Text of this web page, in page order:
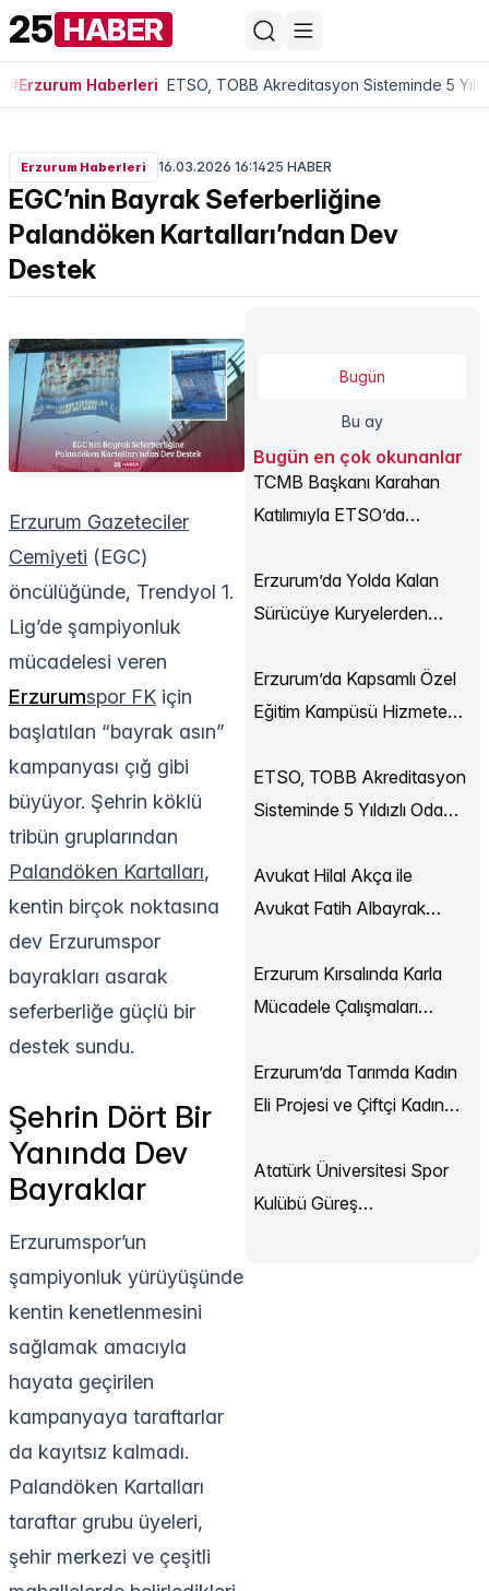
25 HABER
#Erzurum Haberleri ETSO, TOBB Akreditasyon Sisteminde 5
Erzurum Haberleri 16.03.2026 16:1425 HABER
EGC’nin Bayrak Seferberliğine
Palandöken Kartalları’ndan Dev
Destek
Erzurum Gazeteciler
Cemiyeti (EGC)
öncülüğünde, Trendyol 1.
Lig’de şampiyonluk
mücadelesi veren
Erzurumspor FK için
başlatılan “bayrak asın”
kampanyası çığ gibi
büyüyor. Şehrin köklü
tribün gruplarından
Palandöken Kartalları,
kentin birçok noktasına
dev Erzurumspor
bayrakları asarak
seferberliğe güçlü bir
destek sundu.
Şehrin Dört Bir
Yanında Dev
Bayraklar
Erzurumspor’un
şampiyonluk yürüyüşünde
kentin kenetlenmesini
sağlamak amacıyla
hayata geçirilen
kampanyaya taraftarlar
da kayıtsız kalmadı.
Palandöken Kartalları
taraftar grubu üyeleri,
şehir merkezi ve çeşitli
Bugün
Bu ay
Bugün en çok okunanlar
TCMB Başkanı Karahan
Katılımıyla ETSO’da
Düzenlendi
Erzurum’da Yolda Kalan
Sürücüye Kuryelerden
Erzurum’da Kapsamlı Özel
Eğitim Kampüsü Hizmete
ETSO, TOBB Akreditasyon
Sisteminde 5 Yıldızlı Oda
Avukat Hilal Akça ile
Avukat Fatih Albayrak
Erzurum Kırsalında Karla
Mücadele Çalışmaları
Erzurum’da Tarımda Kadın
Eli Projesi ve Çiftçi Kadın
Atatürk Üniversitesi Spor
Kulübü Güreş